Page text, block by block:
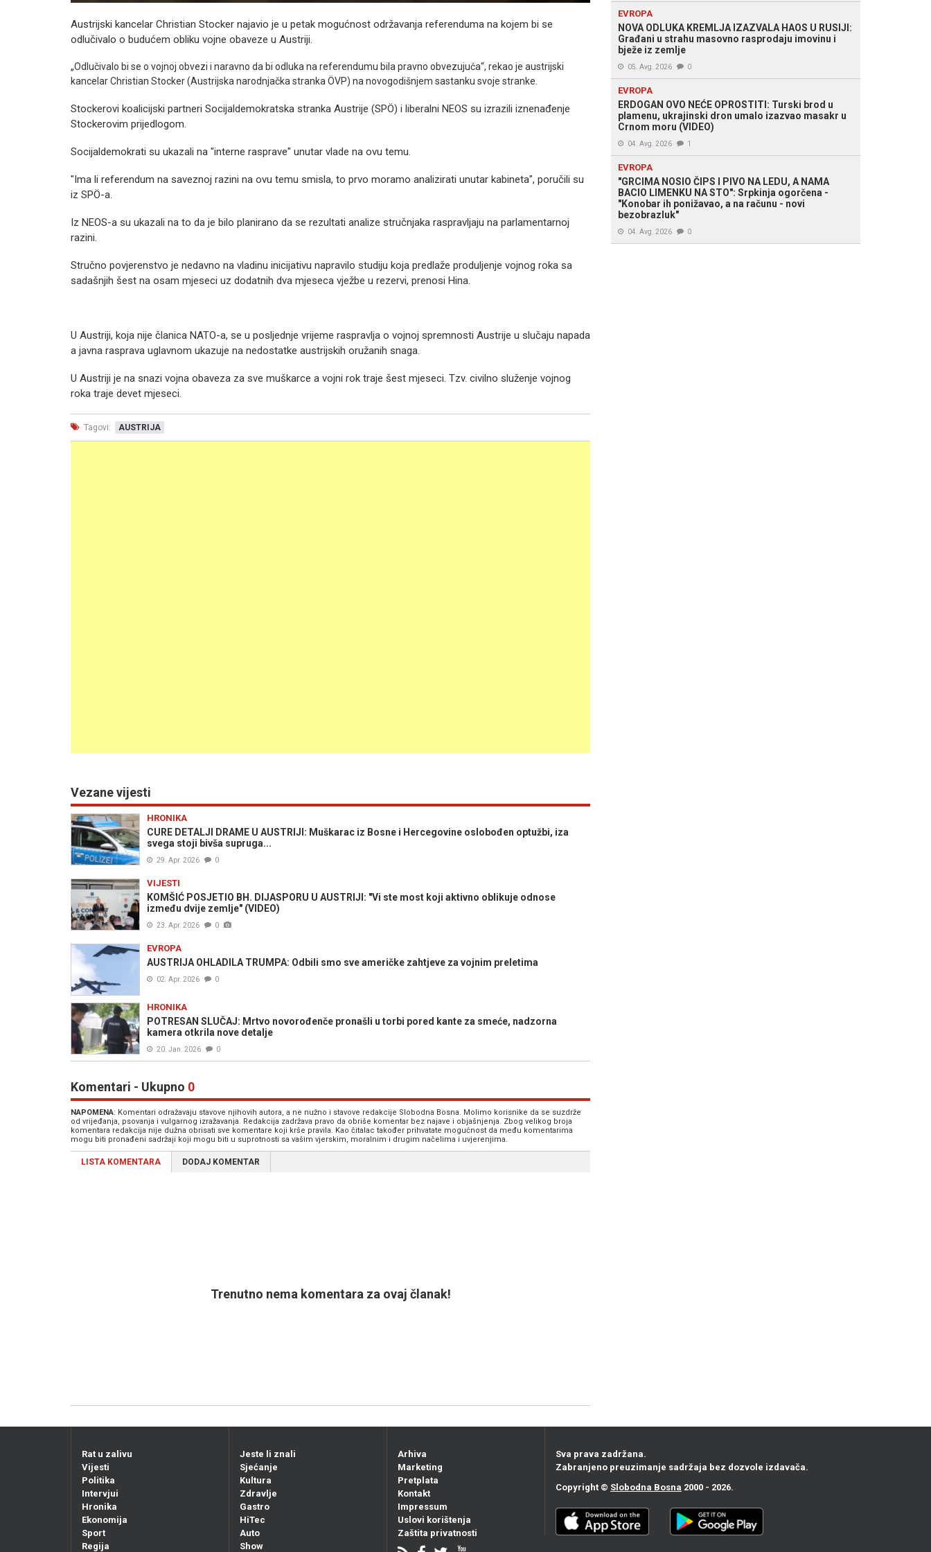
Austrijski kancelar Christian Stocker najavio je u petak mogućnost održavanja referenduma na kojem bi se
odlučivalo o budućem obliku vojne obaveze u Austriji.
„Odlučivalo bi se o vojnoj obvezi i naravno da bi odluka na referendumu bila pravno obvezujuća“, rekao je austrijski
kancelar Christian Stocker (Austrijska narodnjačka stranka ÖVP) na novogodišnjem sastanku svoje stranke.
Stockerovi koalicijski partneri Socijaldemokratska stranka Austrije (SPÖ) i liberalni NEOS su izrazili iznenađenje
Stockerovim prijedlogom.
Socijaldemokrati su ukazali na "interne rasprave" unutar vlade na ovu temu.
"Ima li referendum na saveznoj razini na ovu temu smisla, to prvo moramo analizirati unutar kabineta", poručili su
iz SPÖ-a.
Iz NEOS-a su ukazali na to da je bilo planirano da se rezultati analize stručnjaka raspravljaju na parlamentarnoj
razini.
Stručno povjerenstvo je nedavno na vladinu inicijativu napravilo studiju koja predlaže produljenje vojnog roka sa
sadašnjih šest na osam mjeseci uz dodatnih dva mjeseca vježbe u rezervi, prenosi Hina.
U Austriji, koja nije članica NATO-a, se u posljednje vrijeme raspravlja o vojnoj spremnosti Austrije u slučaju napada
a javna rasprava uglavnom ukazuje na nedostatke austrijskih oružanih snaga.
U Austriji je na snazi vojna obaveza za sve muškarce a vojni rok traje šest mjeseci. Tzv. civilno služenje vojnog
roka traje devet mjeseci.
Tagovi: AUSTRIJA
Vezane vijesti
HRONIKA
CURE DETALJI DRAME U AUSTRIJI: Muškarac iz Bosne i Hercegovine oslobođen optužbi, iza
svega stoji bivša supruga...
29. Apr. 2026 0
VIJESTI
KOMŠIĆ POSJETIO BH. DIJASPORU U AUSTRIJI: "Vi ste most koji aktivno oblikuje odnose
između dvije zemlje" (VIDEO)
23. Apr. 2026 0
EVROPA
AUSTRIJA OHLADILA TRUMPA: Odbili smo sve američke zahtjeve za vojnim preletima
02. Apr. 2026 0
HRONIKA
POTRESAN SLUČAJ: Mrtvo novorođenče pronašli u torbi pored kante za smeće, nadzorna
kamera otkrila nove detalje
20. Jan. 2026 0
Komentari - Ukupno 0
NAPOMENA: Komentari odražavaju stavove njihovih autora, a ne nužno i stavove redakcije Slobodna Bosna. Molimo korisnike da se suzdrže
od vrijeđanja, psovanja i vulgarnog izražavanja. Redakcija zadržava pravo da obriše komentar bez najave i objašnjenja. Zbog velikog broja
komentara redakcija nije dužna obrisati sve komentare koji krše pravila. Kao čitalac također prihvatate mogućnost da među komentarima
mogu biti pronađeni sadržaji koji mogu biti u suprotnosti sa vašim vjerskim, moralnim i drugim načelima i uvjerenjima.
LISTA KOMENTARA DODAJ KOMENTAR
Trenutno nema komentara za ovaj članak!
EVROPA
NOVA ODLUKA KREMLJA IZAZVALA HAOS U RUSIJI:
Građani u strahu masovno rasprodaju imovinu i
bježe iz zemlje
05. Avg. 2026 0
EVROPA
ERDOGAN OVO NEĆE OPROSTITI: Turski brod u
plamenu, ukrajinski dron umalo izazvao masakr u
Crnom moru (VIDEO)
04. Avg. 2026 1
EVROPA
"GRCIMA NOSIO ČIPS I PIVO NA LEDU, A NAMA
BACIO LIMENKU NA STO": Srpkinja ogorčena -
"Konobar ih ponižavao, a na računu - novi
bezobrazluk"
04. Avg. 2026 0
Rat u zalivu
Vijesti
Politika
Intervjui
Hronika
Ekonomija
Sport
Regija
Jeste li znali
Sjećanje
Kultura
Zdravlje
Gastro
HiTec
Auto
Show
Arhiva
Marketing
Pretplata
Kontakt
Impressum
Uslovi korištenja
Zaštita privatnosti
Sva prava zadržana.
Zabranjeno preuzimanje sadržaja bez dozvole izdavača.
Copyright © Slobodna Bosna 2000 - 2026.